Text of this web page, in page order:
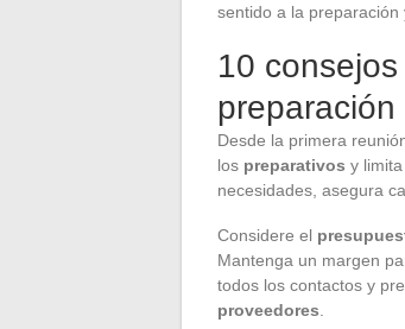
sentido a la preparación
10
Desde la primera
los preparativos y
necesidades, asegura
Considere el
Mantenga un margen
todos los contactos y
proveedores